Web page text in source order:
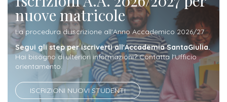
Progetti
studenti
Iscrizione
corsi
studenti
Stage
attivabili
Opportunità
nuove matricole
La procedura di iscrizione all'Anno Accademico 2026/27
Segui gli step per iscriverti all'Accademia SantaGiulia.
Hai bisogno di ulteriori informazioni? Contatta l'Ufficio
orientamento.
ISCRIZIONI NUOVI STUDENTI